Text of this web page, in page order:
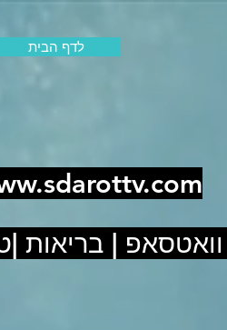
לדף הבית
| בריאות